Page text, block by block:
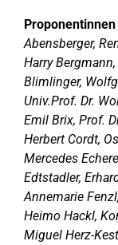
Abensberger,
Harry
Blimlinger,
Univ.Prof. Dr.
Emil Brix, Prof.
Herbert Cordt,
Mercedes
Edtstadler,
Annemarie
Heimo Hackl,
Miguel Herz-